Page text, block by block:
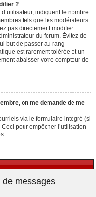
?
indiquent le nombre
tels que les modérateurs
pas directement modifier
du forum. Évitez de
but de passer au rang
est rarement tolérée et un
abaisser votre compteur de
on me demande de me
via le formulaire intégré (si
pour empêcher l’utilisation
de messages